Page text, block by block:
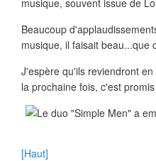
musique, souvent issue de
Beaucoup
musique, il faisait beau...que
J'espère qu'ils reviendront
la prochaine fois, c'est
[Haut]